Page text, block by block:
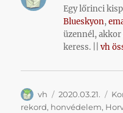
Egy lőrinci
Blueskyon,
üzennél, akkor
keress. ||vh
Szerző
vh Közzétéve
2020.03.21.
rekord, honvédelem,